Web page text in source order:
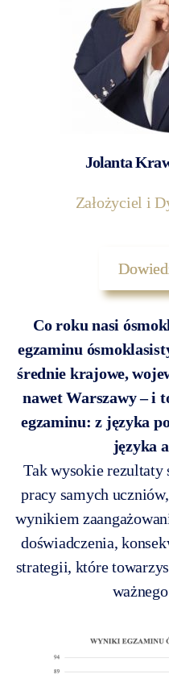
Jolanta
Założyciel i
Co roku nasi
egzaminu
średnie krajowe,
nawet Warszawy – i
egzaminu: z języka
języka
Tak wysokie rezultaty
pracy samych
wynikiem
doświadczenia,
strategii, które